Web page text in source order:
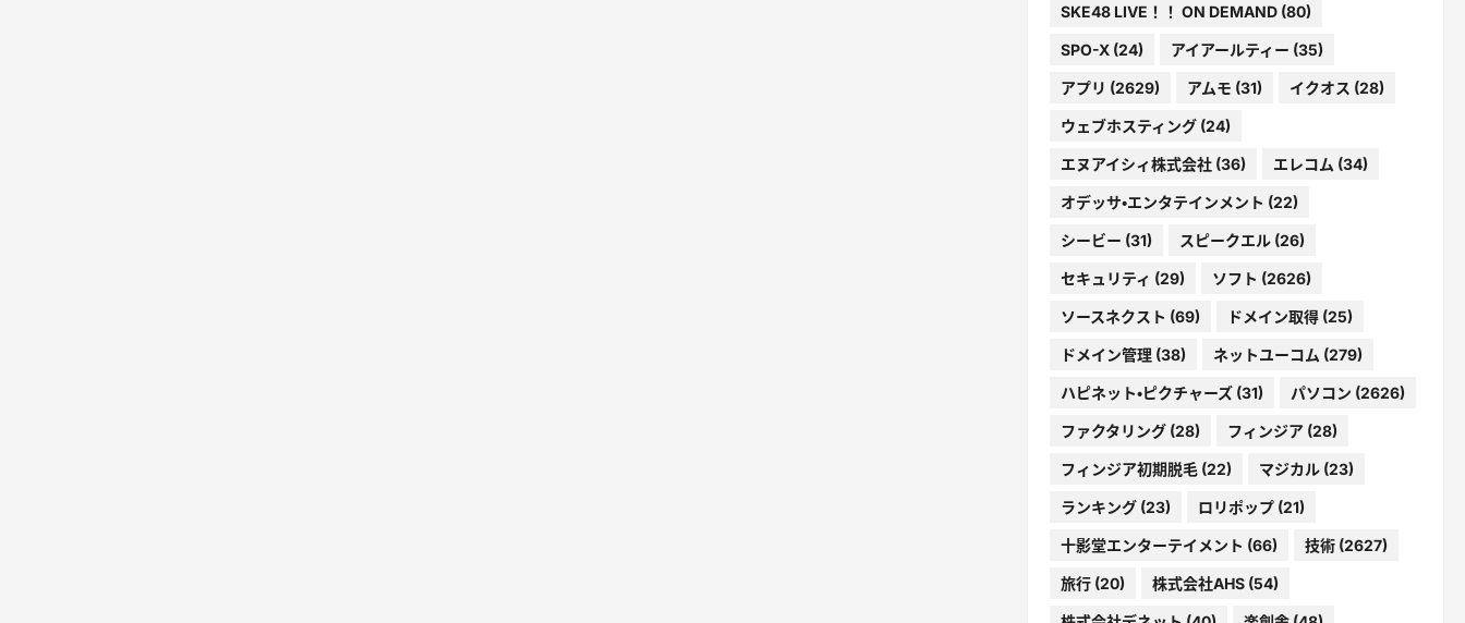
SKE48 LIVE！！ ON DEMAND(80)
SPO-X(24) アイアールティー (35)
アプリ (2629) アムモ (31) イクオス (28)
ウェブホスティング(24)
エヌアイシィ株式会社(36) エレコム (34)
オデッサ・エンタテインメント (22)
シービー (31) スピークエル(26)
セキュリティ (29) ソフト (2626)
ソースネクスト (69) ドメイン取得(25)
ドメイン管理(38) ネットユーコム (279)
ハピネット・ピクチャーズ(31) パソコン (2626)
ファクタリング(28) フィンジア(28)
フィンジア初期脱毛(22) マジカル(23)
ランキング(23) ロリポップ(21)
十影堂エンターテイメント (66) 技術(2627)
旅行(20) 株式会社AHS(54)